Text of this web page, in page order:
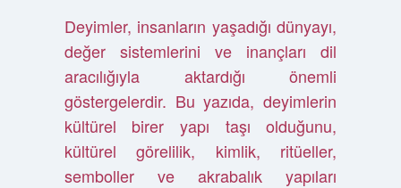
Deyimler, insanların yaşadığı dünyayı,
değer sistemlerini ve inançları dil
aracılığıyla aktardığı önemli
göstergelerdir. Bu yazıda, deyimlerin
kültürel birer yapı taşı olduğunu,
kültürel görelilik, kimlik, ritüeller,
semboller ve akrabalık yapıları